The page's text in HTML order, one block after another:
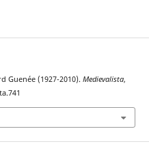
Guenée (1927-2010). Medievalista,